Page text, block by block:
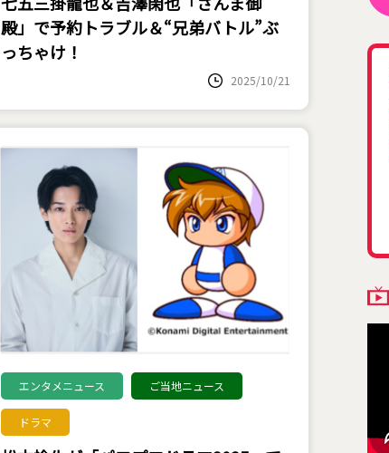
殿」で予約トラブル＆“兄弟バトル”ぶ
っちゃけ！
2025/10/21
エンタメニュース ご当地ニュース
ドラマ